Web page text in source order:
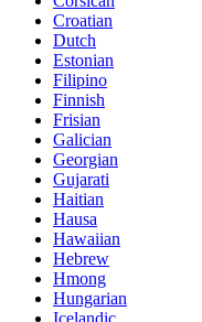
Croatian
Dutch
Estonian
Filipino
Finnish
Frisian
Galician
Georgian
Gujarati
Haitian
Hausa
Hawaiian
Hebrew
Hmong
Hungarian